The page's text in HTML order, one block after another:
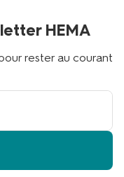
HEMA
rester au courant